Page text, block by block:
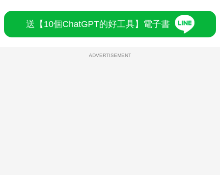
送【10個ChatGPT的好工具】電子書
ADVERTISEMENT